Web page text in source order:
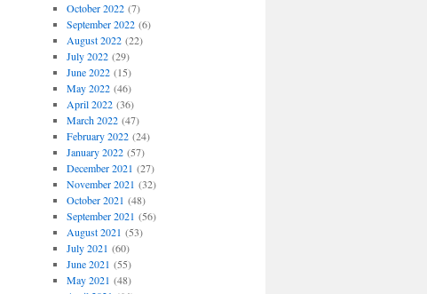
October 2022(7)
September 2022(6)
August 2022(22)
July 2022(29)
June 2022(15)
May 2022(46)
April 2022(36)
March 2022(47)
February 2022(24)
January 2022(57)
December 2021 (27)
November 2021 (32)
October 2021 (48)
September 2021 (56)
August 2021 (53)
July 2021 (60)
June 2021 (55)
May 2021 (48)